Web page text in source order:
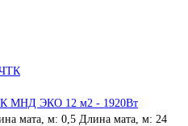
МНД ЭКО 12 м2 - 1920Вт
мата, м: 0,5 Длина мата, м: 24